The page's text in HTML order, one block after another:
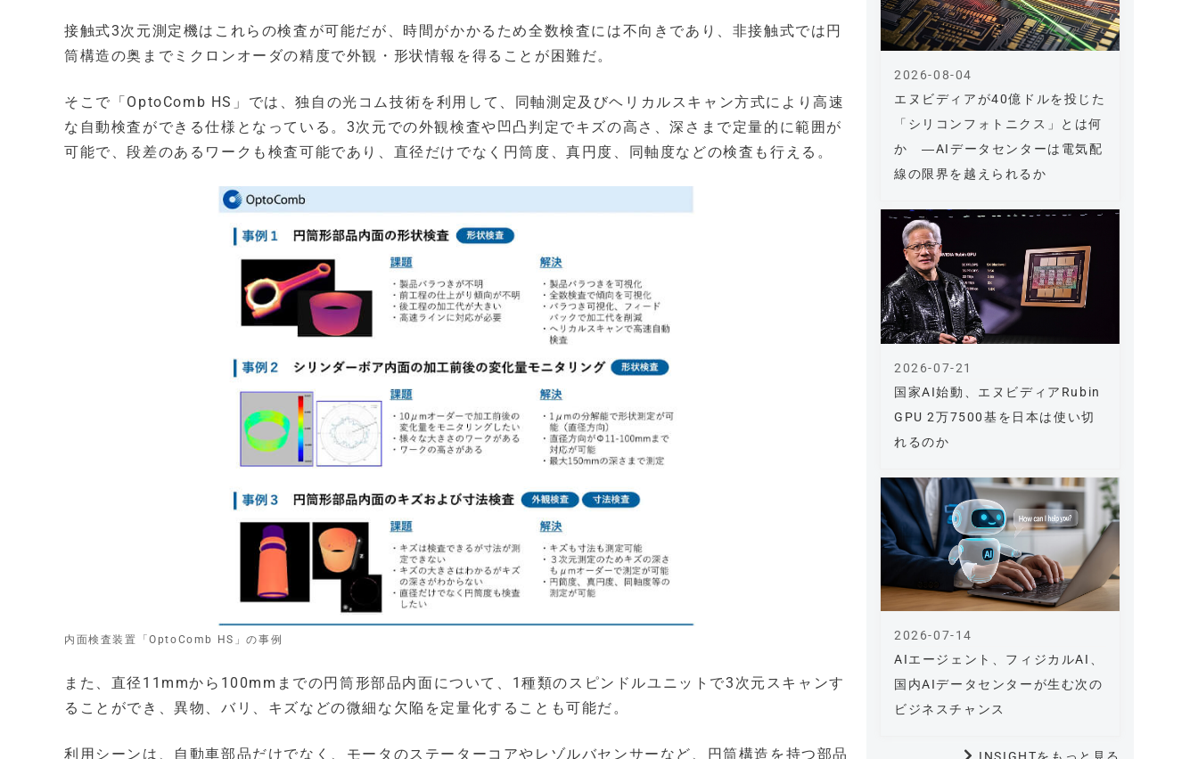
接触式3次元測定機はこれらの検査が可能だが、時間がかかるため全数検査には不向きであり、非接触式では円
筒構造の奥までミクロンオーダの精度で外観・形状情報を得ることが困難だ。
そこで「OptoComb HS」では、独自の光コム技術を利用して、同軸測定及びヘリカルスキャン方式により高速
な自動検査ができる仕様となっている。3次元での外観検査や凹凸判定でキズの高さ、深さまで定量的に範囲が
可能で、段差のあるワークも検査可能であり、直径だけでなく円筒度、真円度、同軸度などの検査も行える。
内面検査装置「OptoComb HS」の事例
また、直径11mmから100mmまでの円筒形部品内面について、1種類のスピンドルユニットで3次元スキャンす
ることができ、異物、バリ、キズなどの微細な欠陥を定量化することも可能だ。
利用シーンは、自動車部品だけでなく、モータのステーターコアやレゾルバセンサーなど、円筒構造を持つ部品
エヌビディアが40億ドルを投じた
「シリコンフォトニクス」とは何
か ―AIデータセンターは電気配
線の限界を越えられるか
2026-08-04
国家AI始動、エヌビディアRubin
GPU 2万7500基を日本は使い切
れるのか
2026-07-21
AIエージェント、フィジカルAI、
国内AIデータセンターが生む次の
ビジネスチャンス
2026-07-14